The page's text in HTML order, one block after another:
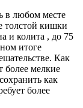
в любом месте
толстой кишки
и колита , до 75
итоге
Как
более мелкие
как
более